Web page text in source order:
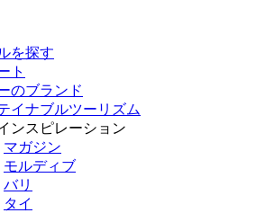
を探す
ト
のブランド
イナブルツーリズム
ンスピレーション
マガジン
モルディブ
バリ
タイ